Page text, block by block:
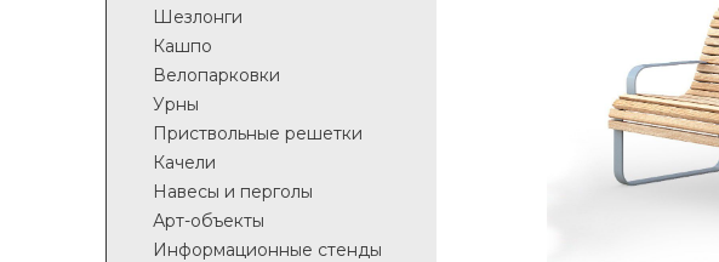
Шезлонги
Кашпо
Велопарковки
Урны
Приствольные решетки
Качели
Навесы и перголы
Арт-объекты
Информационные стенды